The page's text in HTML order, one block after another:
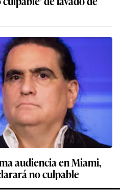
audiencia en Miami,
no culpable